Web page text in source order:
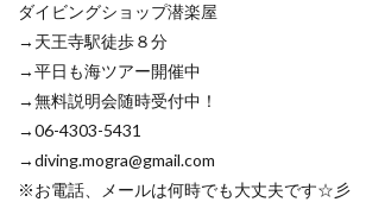
ダイビングショップ潜楽屋
→天王寺駅徒歩８分
→平日も海ツアー開催中
→無料説明会随時受付中！
→06-4303-5431
→diving.mogra@gmail.com
※お電話、メールは何時でも大丈夫です☆彡